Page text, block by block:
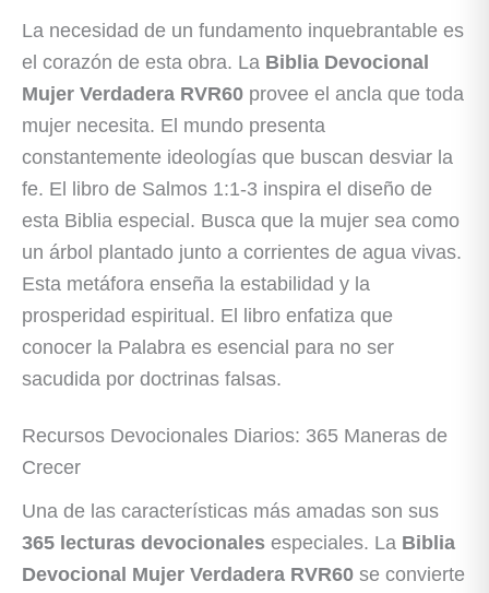
La necesidad de un fundamento inquebrantable es
el corazón de esta obra. La Biblia Devocional
Mujer Verdadera RVR60 provee el ancla que toda
mujer necesita. El mundo presenta
constantemente ideologías que buscan desviar la
fe. El libro de Salmos 1:1-3 inspira el diseño de
esta Biblia especial. Busca que la mujer sea como
un árbol plantado junto a corrientes de agua vivas.
Esta metáfora enseña la estabilidad y la
prosperidad espiritual. El libro enfatiza que
conocer la Palabra es esencial para no ser
sacudida por doctrinas falsas.
Recursos Devocionales Diarios: 365 Maneras de
Crecer
Una de las características más amadas son sus
365 lecturas devocionales especiales. La Biblia
Devocional Mujer Verdadera RVR60 se convierte